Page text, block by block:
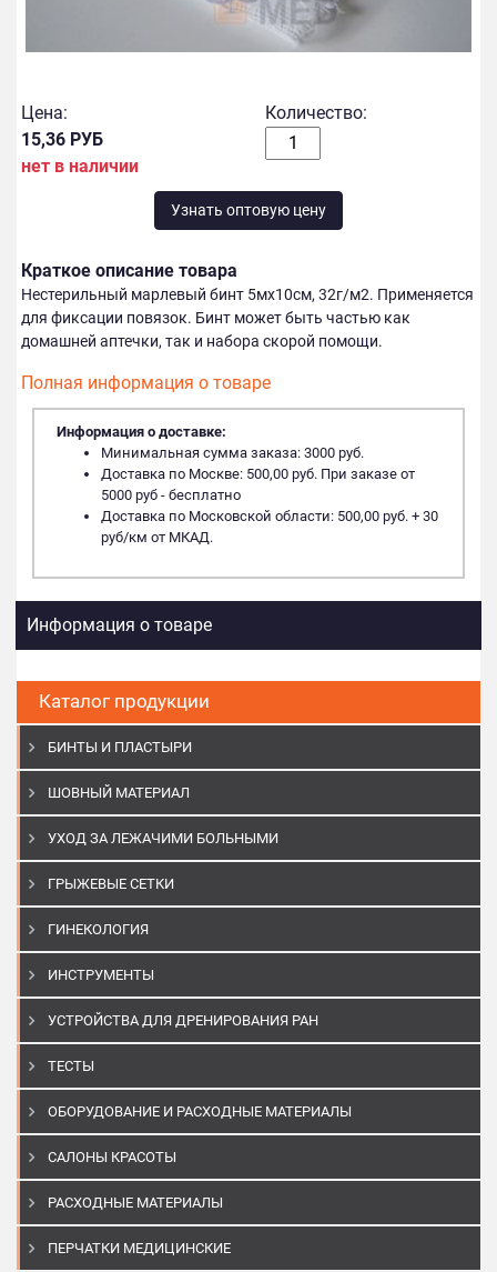
Каталог продукции
БИНТЫ И ПЛАСТЫРИ
ШОВНЫЙ МАТЕРИАЛ
УХОД ЗА ЛЕЖАЧИМИ БОЛЬНЫМИ
ГРЫЖЕВЫЕ СЕТКИ
ГИНЕКОЛОГИЯ
ИНСТРУМЕНТЫ
УСТРОЙСТВА ДЛЯ ДРЕНИРОВАНИЯ РАН
ТЕСТЫ
ОБОРУДОВАНИЕ И РАСХОДНЫЕ МАТЕРИАЛЫ
САЛОНЫ КРАСОТЫ
РАСХОДНЫЕ МАТЕРИАЛЫ
ПЕРЧАТКИ МЕДИЦИНСКИЕ
Цена:
15,36 РУБ
нет в наличии
Количество:
Узнать оптовую цену
Краткое описание товара
Нестерильный марлевый бинт 5мх10см, 32г/м2. Применяется
для фиксации повязок. Бинт может быть частью как
домашней аптечки, так и набора скорой помощи.
Полная информация о товаре
Информация о доставке:
Минимальная сумма заказа: 3000 руб.
Доставка по Москве: 500,00 руб. При заказе от
5000 руб - бесплатно
Доставка по Московской области: 500,00 руб. + 30
руб/км от МКАД.
Информация о товаре